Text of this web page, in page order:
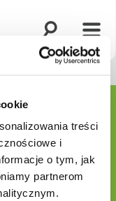
treści
i
o tym, jak
partnerom
Otwórz